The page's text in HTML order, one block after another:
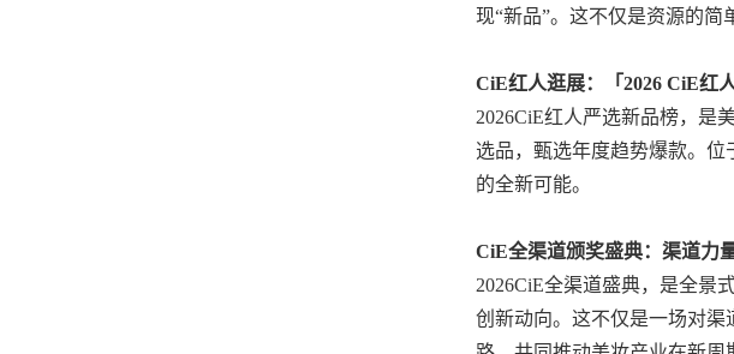
现“新品”。这不仅是资源的简
CiE红人逛展：「2026 CiE红
2026CiE红人严选新品榜，是
选品，甄选年度趋势爆款。
的全新可能。
CiE全渠道颁奖盛典：渠道力
2026CiE全渠道盛典，是全景
创新动向。这不仅是一场对